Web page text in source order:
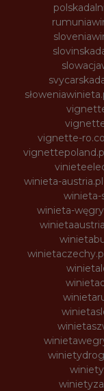
vignette-
winieta-austria.pl
winieta-
winieta-